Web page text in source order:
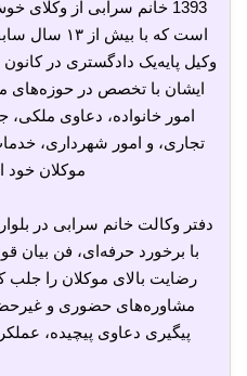
1393 خانم سرابی از
است که با
وکیل پایه‌یک دادگستری در
ایشان با تخصص در
امور خانواده، دعاوی
تجاری، و امور شهرداری،
موکلان خود
دفتر وکالت خانم سرابی در
با برخورد حرفه‌ای، فن بیان
رضایت بالای موکلان را جلب
مشاوره‌های حضوری و
پیگیری دعاوی پیچیده،